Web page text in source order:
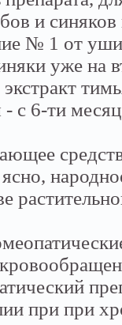
и
№ 1 от
уже на
с 6-ти
при при